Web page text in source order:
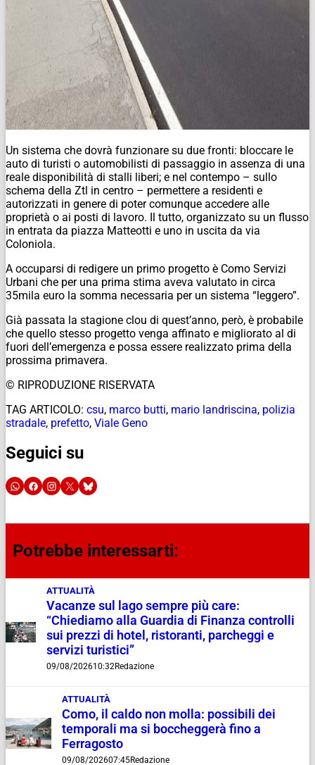
Un sistema che dovrà funzionare su due fronti: bloccare le
auto di turisti o automobilisti di passaggio in assenza di una
reale disponibilità di stalli liberi; e nel contempo – sullo
schema della Ztl in centro – permettere a residenti e
autorizzati in genere di poter comunque accedere alle
proprietà o ai posti di lavoro. Il tutto, organizzato su un flusso
in entrata da piazza Matteotti e uno in uscita da via
Coloniola.
A occuparsi di redigere un primo progetto è Como Servizi
Urbani che per una prima stima aveva valutato in circa
35mila euro la somma necessaria per un sistema “leggero”.
Già passata la stagione clou di quest’anno, però, è probabile
che quello stesso progetto venga affinato e migliorato al di
fuori dell’emergenza e possa essere realizzato prima della
prossima primavera.
© RIPRODUZIONE RISERVATA
TAG ARTICOLO: csu, marco butti, mario landriscina, polizia
stradale, prefetto, Viale Geno
Seguici su
Potrebbe interessarti:
ATTUALITÀ
Vacanze sul lago sempre più care:
“Chiediamo alla Guardia di Finanza controlli
sui prezzi di hotel, ristoranti, parcheggi e
servizi turistici”
09/08/202610:32Redazione
ATTUALITÀ
Como, il caldo non molla: possibili dei
temporali ma si boccheggerà fino a
Ferragosto
09/08/202607:45Redazione